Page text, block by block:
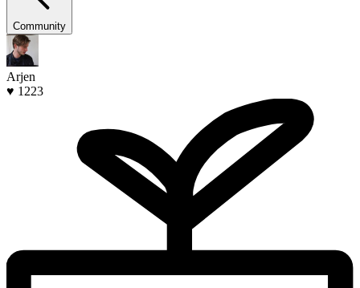
Community
Arjen
♥ 1223